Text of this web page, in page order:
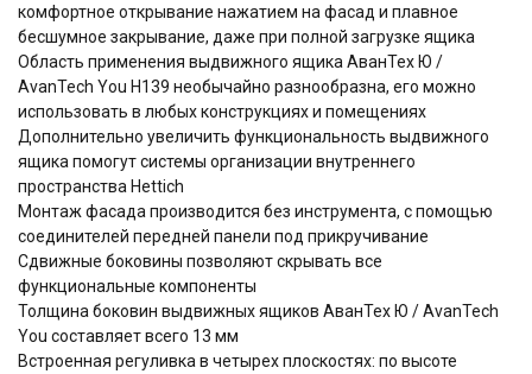
комфортное открывание нажатием на фасад и плавное
бесшумное закрывание, даже при полной загрузке ящика
Область применения выдвижного ящика АванТех Ю /
AvanTech You H139 необычайно разнообразна, его можно
использовать в любых конструкциях и помещениях
Дополнительно увеличить функциональность выдвижного
ящика помогут системы организации внутреннего
пространства Hettich
Монтаж фасада производится без инструмента, с помощью
соединителей передней панели под прикручивание
Сдвижные боковины позволяют скрывать все
функциональные компоненты
Толщина боковин выдвижных ящиков АванТех Ю / AvanTech
You составляет всего 13 мм
Встроенная регуливка в четырех плоскостях: по высоте